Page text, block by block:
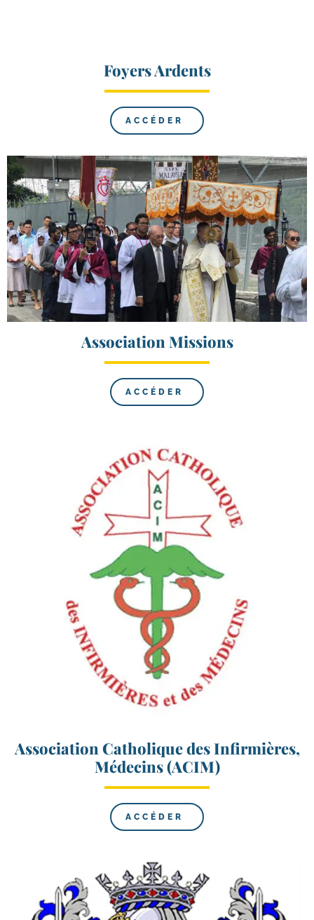
Foyers Ardents
ACCÉDER
Association Missions
ACCÉDER
Association Catholique des Infirmières,
Médecins (ACIM)
ACCÉDER